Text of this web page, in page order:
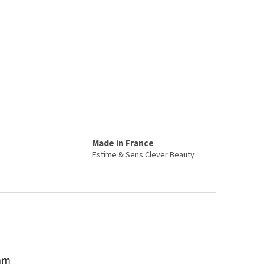
Made in France
Estime & Sens Clever Beauty